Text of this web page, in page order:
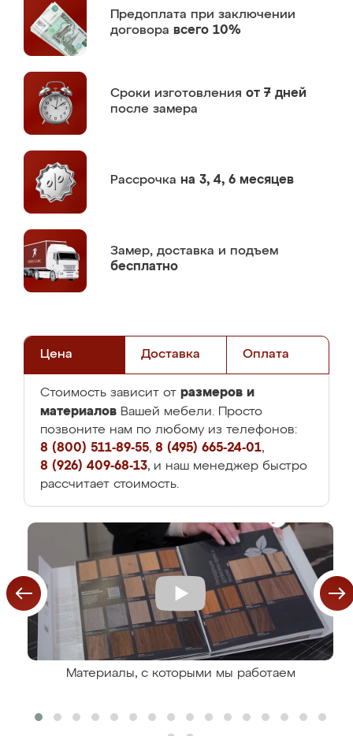
Предоплата при заключении
договора всего 10%
Сроки изготовления от 7 дней
после замера
Рассрочка на 3, 4, 6 месяцев
Замер, доставка и подъем
бесплатно
Цена Доставка Оплата
Стоимость зависит от размеров и
материалов Вашей мебели. Просто
позвоните нам по любому из телефонов:
8 (800) 511-89-55, 8 (495) 665-24-01,
8 (926) 409-68-13, и наш менеджер быстро
рассчитает стоимость.
Материалы, с которыми мы работаем